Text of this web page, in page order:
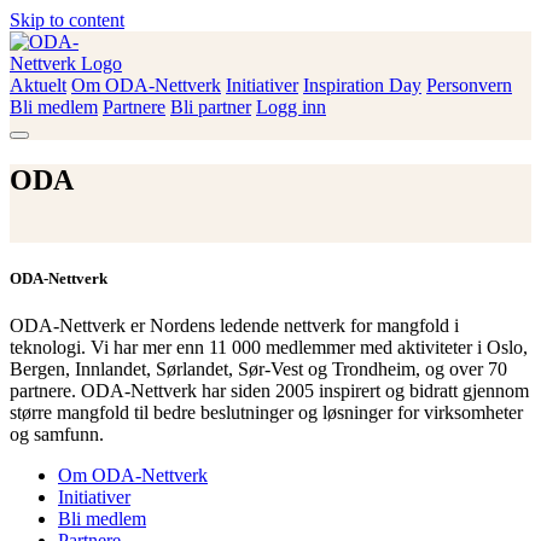
Skip to content
ODA-Nettverk
Aktuelt Om ODA-Nettverk Initiativer Inspiration Day Personvern
Bli medlem Partnere Bli partner Logg inn
ODA
ODA-Nettverk
ODA-Nettverk er Nordens ledende nettverk for mangfold i
teknologi. Vi har mer enn 11 000 medlemmer med aktiviteter i Oslo,
Bergen, Innlandet, Sørlandet, Sør-Vest og Trondheim, og over 70
partnere. ODA-Nettverk har siden 2005 inspirert og bidratt gjennom
større mangfold til bedre beslutninger og løsninger for virksomheter
og samfunn.
Om ODA-Nettverk
Initiativer
Bli medlem